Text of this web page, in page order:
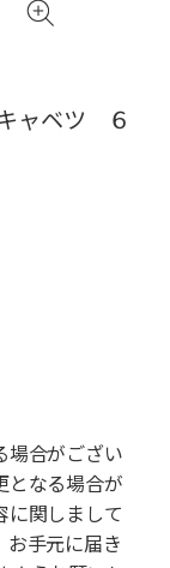
ャベツ ６
場合がござい
となる場合が
に関しまして
お手元に届き